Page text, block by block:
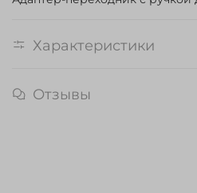
Характеристики
Отзывы